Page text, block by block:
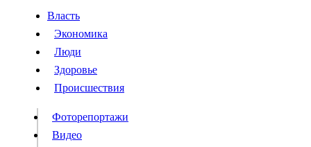
Власть
Происшествия
Видео
Конкурсы
Власть
Экономика
Люди
Здоровье
Происшествия
Фоторепортажи
Видео